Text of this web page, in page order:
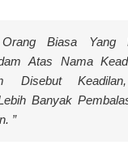
Biasa Yang
Atas Nama
Disebut
Banyak
”